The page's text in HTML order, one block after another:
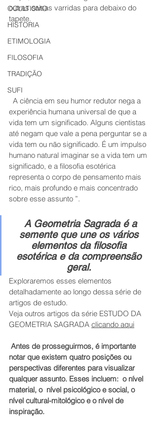
OCULTISMO
HISTORIA
ETIMOLOGIA
FILOSOFIA
TRADIÇÃO
SUFI
outras coisas varridas para debaixo do
tapete.
experiência humana universal de que a
vida tem um significado. Alguns cientistas
até negam que vale a pena perguntar se a
vida tem ou não significado. É um impulso
humano natural imaginar se a vida tem um
significado, e a filosofia esotérica
representa o corpo de pensamento mais
rico, mais profundo e mais concentrado
sobre esse assunto ”.
semente que une os vários
elementos da filosofia
esotérica e da compreensão
geral.
Exploraremos esses elementos
detalhadamente ao longo dessa série de
artigos de estudo.
Veja outros artigos da série ESTUDO DA
GEOMETRIA SAGRADA clicando aqui
Antes de prosseguirmos, é importante
notar que existem quatro posições ou
perspectivas diferentes para visualizar
qualquer assunto. Esses incluem:  o nível
material, o  nível psicológico e social, o
nível cultural-mitológico e o nível de
inspiração.